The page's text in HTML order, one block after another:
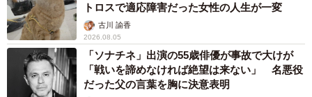
トロスで適応障害だった女性の人生が一変
古川 諭香
2026.08.05
「ソナチネ」出演の55歳俳優が事故で大けが
「戦いを諦めなければ絶望は来ない」 名悪役
だった父の言葉を胸に決意表明